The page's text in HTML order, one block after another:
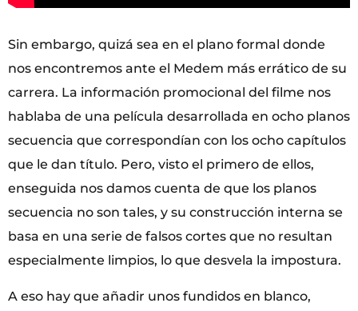
Sin embargo, quizá sea en el plano formal donde
nos encontremos ante el Medem más errático de su
carrera. La información promocional del filme nos
hablaba de una película desarrollada en ocho planos
secuencia que correspondían con los ocho capítulos
que le dan título. Pero, visto el primero de ellos,
enseguida nos damos cuenta de que los planos
secuencia no son tales, y su construcción interna se
basa en una serie de falsos cortes que no resultan
especialmente limpios, lo que desvela la impostura.
A eso hay que añadir unos fundidos en blanco,